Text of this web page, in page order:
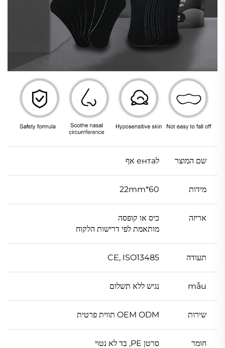
שם המוצר לента אף
מידות 60*22mm
אריזה
כיס או קופסה
מותאמת לפי דרישות הלקוח
תעודה CE, ISO13485
mẫu נגיש ללא תשלום
שירות OEM ODM תווית פרטית
חומר סרטן PE, בד לא נטוי